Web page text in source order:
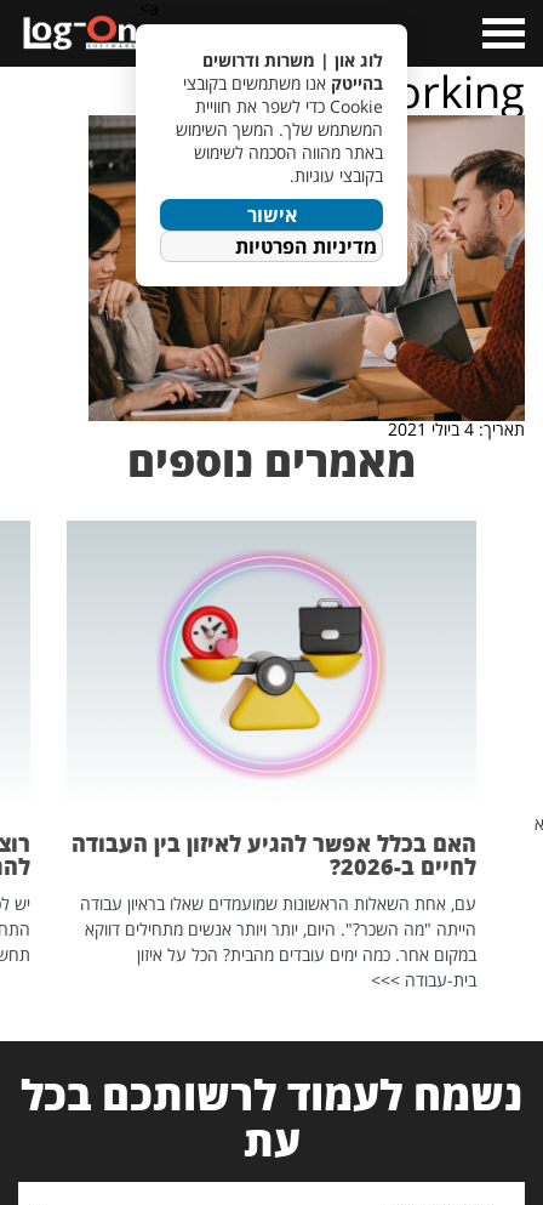
Menu
networking
תאריך: 4 ביולי 2021
מאמרים נוספים
האם בכלל אפשר להגיע לאיזון בין העבודה
לחיים ב-2026?
עם, אחת השאלות הראשונות שמועמדים שאלו בראיון עבודה
הייתה "מה השכר?". היום, יותר ויותר אנשים מתחילים דווקא
במקום אחר. כמה ימים עובדים מהבית? הכל על איזון
בית-עבודה >>>
יש
נשמח לעמוד לרשותכם בכל
עת
לוג און | משרות ודרושים
בהייטק אנו משתמשים בקובצי
Cookie כדי לשפר את חוויית
המשתמש שלך. המשך השימוש
באתר מהווה הסכמה לשימוש
בקובצי עוגיות.
אישור
מדיניות הפרטיות